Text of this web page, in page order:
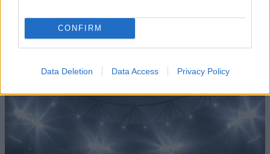
CONFIRM
Data Deletion Data Access Privacy Policy
πιστέψουμε, τον είχαμε σαν οικογένεια»